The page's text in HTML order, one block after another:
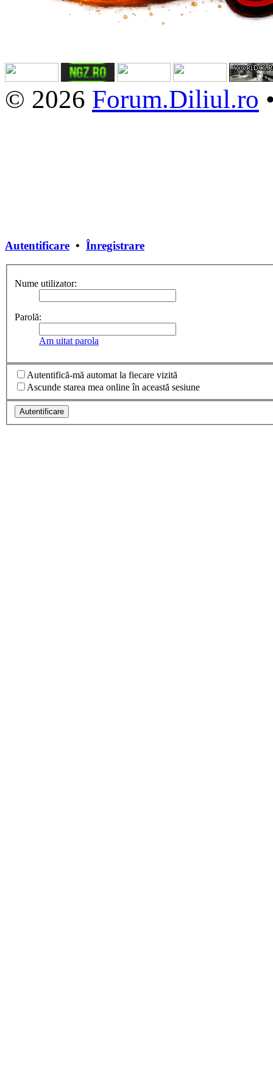
© 2026 Forum.Diliul.ro
Autentificare • Înregistrare
Nume utilizator:
Parolă:
Am uitat parola
Autentifică-mă automat la fiecare vizită
Ascunde starea mea online în această sesiune